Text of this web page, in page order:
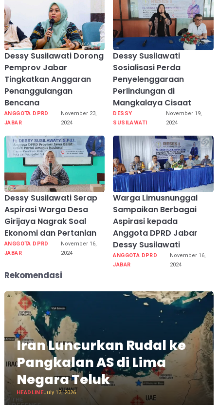
Dessy Susilawati Dorong
Pemprov Jabar
Tingkatkan Anggaran
Penanggulangan
Bencana
ANGGOTA DPRD
JABAR
November 23,
2024
Dessy Susilawati
Sosialisasi Perda
Penyelenggaraan
Perlindungan di
Mangkalaya Cisaat
DESSY
SUSILAWATI
November 19,
2024
Dessy Susilawati Serap
Aspirasi Warga Desa
Girijaya Nagrak Soal
Ekonomi dan Pertanian
ANGGOTA DPRD
JABAR
November 16,
2024
Warga Limusnunggal
Sampaikan Berbagai
Aspirasi kepada
Anggota DPRD Jabar
Dessy Susilawati
ANGGOTA DPRD
JABAR
November 16,
2024
Rekomendasi
Iran Luncurkan Rudal ke
Pangkalan AS di Lima
Negara Teluk
HEADLINEJuly 13, 2026